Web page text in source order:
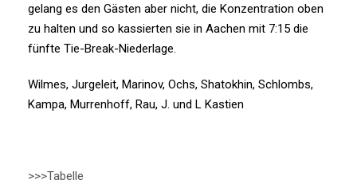
gelang es den Gästen aber nicht, die Konzentration oben
zu halten und so kassierten sie in Aachen mit 7:15 die
fünfte Tie-Break-Niederlage.
Wilmes, Jurgeleit, Marinov, Ochs, Shatokhin, Schlombs,
Kampa, Murrenhoff, Rau, J. und L Kastien
>>>Tabelle